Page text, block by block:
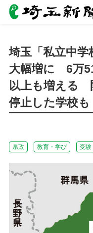
埼玉「私立中学
大幅増に 6万
以上も増える
停止した学校も
県政 教育・学び 受験